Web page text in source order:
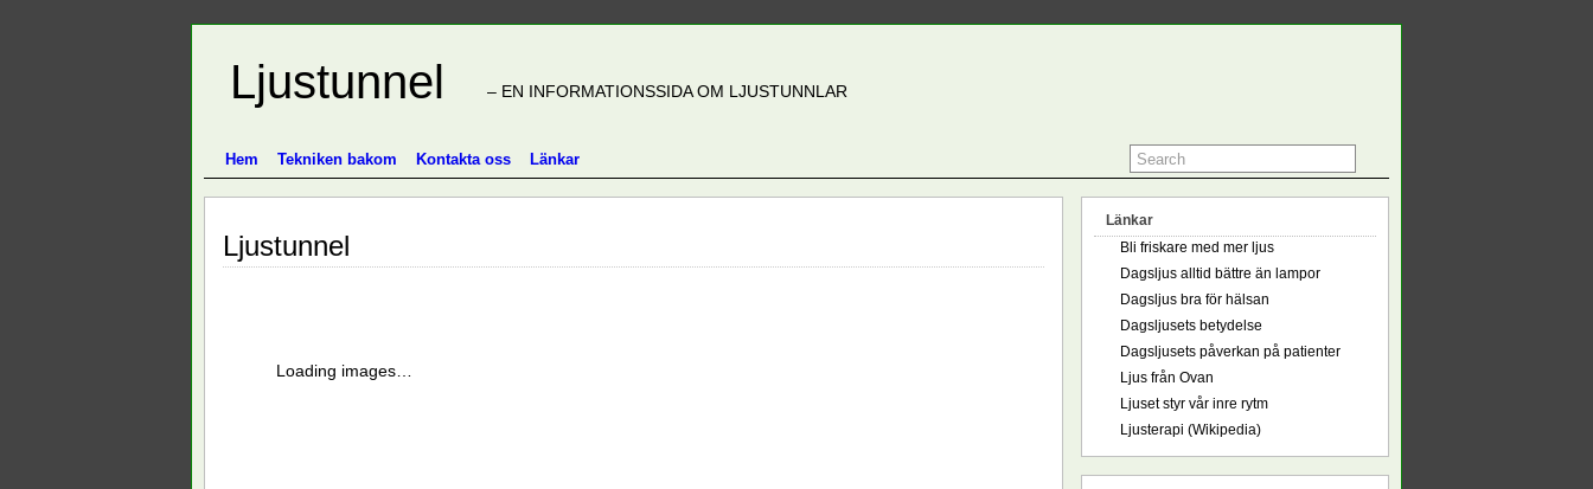
Ljustunnel – EN INFORMATIONSSIDA OM LJUSTUNNLAR
Hem Tekniken bakom Kontakta oss Länkar
Ljustunnel
Loading images…
Länkar
Bli friskare med mer ljus
Dagsljus alltid bättre än lampor
Dagsljus bra för hälsan
Dagsljusets betydelse
Dagsljusets påverkan på patienter
Ljus från Ovan
Ljuset styr vår inre rytm
Ljusterapi (Wikipedia)